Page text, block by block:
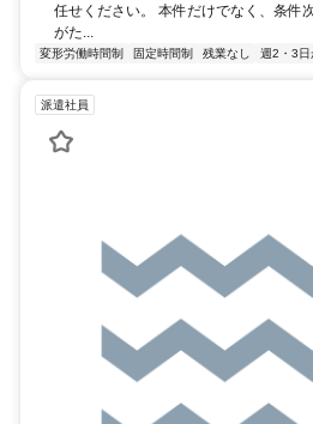
任せください。 本件だけでなく、条件
がた...
変形労働時間制 固定時間制 残業なし 週2・3日
派遣社員